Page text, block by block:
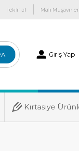
Teklif al Mali
Giriş Yap
Kırtasiye